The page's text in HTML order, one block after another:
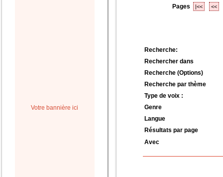
Votre bannière ici
Pages |<< <<
Recherche:
Rechercher dans
Recherche (Options)
Recherche par thème
Type de voix :
Genre
Langue
Résultats par page
Avec